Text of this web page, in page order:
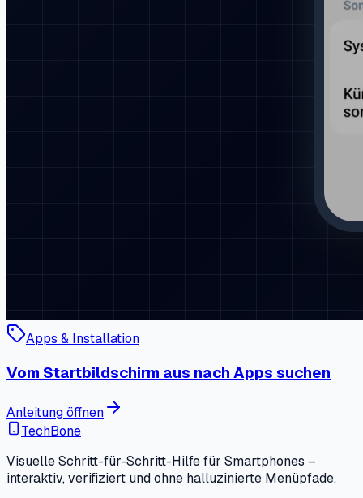
Apps & Installation
Vom Startbildschirm aus nach Apps suchen
Anleitung öffnen
TechBone
Visuelle Schritt-für-Schritt-Hilfe für Smartphones –
interaktiv, verifiziert und ohne halluzinierte Menüpfade.